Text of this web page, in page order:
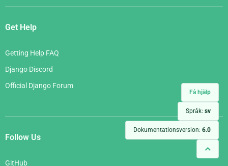
Få hjälp
Språk: sv
Dokumentationsversion: 6.0
Get Help
Getting Help FAQ
Django Discord
Official Django Forum
Follow Us
GitHub